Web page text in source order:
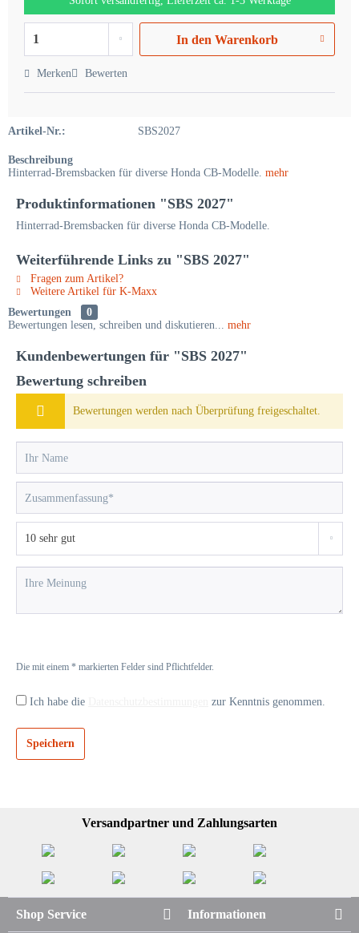
In den Warenkorb
Merken Bewerten
Artikel-Nr.: SBS2027
Beschreibung
Hinterrad-Bremsbacken für diverse Honda CB-Modelle. mehr
Produktinformationen "SBS 2027"
Hinterrad-Bremsbacken für diverse Honda CB-Modelle.
Weiterführende Links zu "SBS 2027"
Fragen zum Artikel?
Weitere Artikel für K-Maxx
Bewertungen
0
Bewertungen lesen, schreiben und diskutieren... mehr
Kundenbewertungen für "SBS 2027"
Bewertung schreiben
Bewertungen werden nach Überprüfung freigeschaltet.
Die mit einem * markierten Felder sind Pflichtfelder.
Ich habe die zur Kenntnis genommen.
Speichern
Versandpartner und Zahlungsarten
Shop Service Informationen